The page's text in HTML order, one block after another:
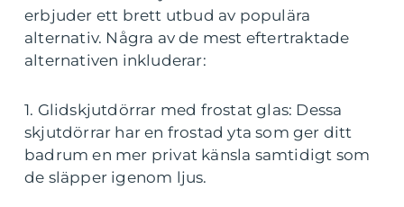
erbjuder ett brett utbud av populära
alternativ. Några av de mest eftertraktade
alternativen inkluderar:
1. Glidskjutdörrar med frostat glas: Dessa
skjutdörrar har en frostad yta som ger ditt
badrum en mer privat känsla samtidigt som
de släpper igenom ljus.